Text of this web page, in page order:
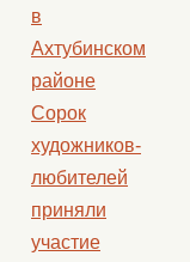
в
Ахтубинском
районе
Сорок
художников-
любителей
приняли
участие